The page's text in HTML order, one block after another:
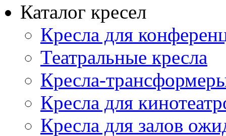
Каталог кресел
Кресла для
Театральные кресла
Кресла-
Кресла для
Кресла для залов